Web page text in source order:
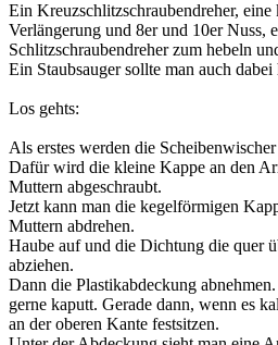
Ein Kreuzschlitzschraubendreher,
Verlängerung und 8er und 10er Nuss,
Schlitzschraubendreher zum hebeln
Ein Staubsauger sollte man auch dabei
Los gehts:
Als erstes werden die
Dafür wird die kleine Kappe an den
Muttern abgeschraubt.
Jetzt kann man die kegelförmigen
Muttern abdrehen.
Haube auf und die Dichtung die quer
abziehen.
Dann die Plastikabdeckung
gerne kaputt. Gerade dann, wenn es
an der oberen Kante festsitzen.